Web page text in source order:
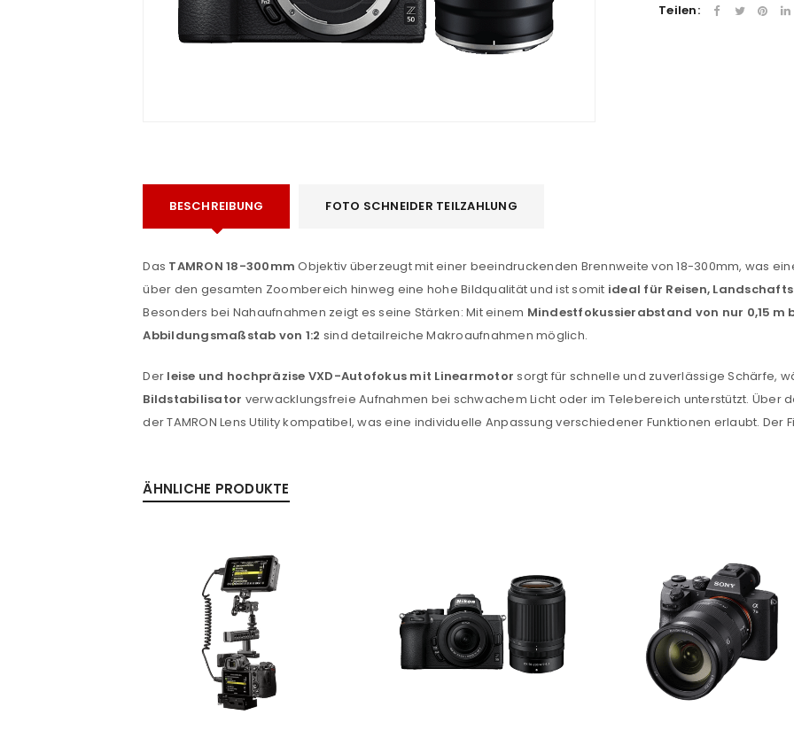
ANMELDEN
Benutzername oder E-Mail-Adresse*
Passwort*
Anmeldeformular geschützt durch
WP Captcha
Angemeldet bleiben
ANMELDEN
PASSWORT VERGESSEN?
REGISTRIEREN
E-Mail-Adresse*
NEWSLETTER ABONNIEREN
Please select all the ways
Ich stimme zu
Ja, ich möchte ein
Teilen:
BESCHREIBUNG FOTO SCHNEIDER TEILZAHLUNG
Das TAMRON 18-300mm Objektiv überzeugt mit einer beeindruckenden Brennweite von 18-300mm, was
über den gesamten Zoombereich hinweg eine hohe Bildqualität und ist somit ideal für Reisen,
Besonders bei Nahaufnahmen zeigt es seine Stärken: Mit einem Mindestfokussierabstand von nur 0,15 m
Abbildungsmaßstab von 1:2 sind detailreiche Makroaufnahmen möglich.
Der leise und hochpräzise VXD-Autofokus mit Linearmotor sorgt für schnelle und zuverlässige Schärfe,
Bildstabilisator verwacklungsfreie Aufnahmen bei schwachem Licht oder im Telebereich unterstützt. Über
der TAMRON Lens Utility kompatibel, was eine individuelle Anpassung verschiedener Funktionen erlaubt. Der
ÄHNLICHE PRODUKTE